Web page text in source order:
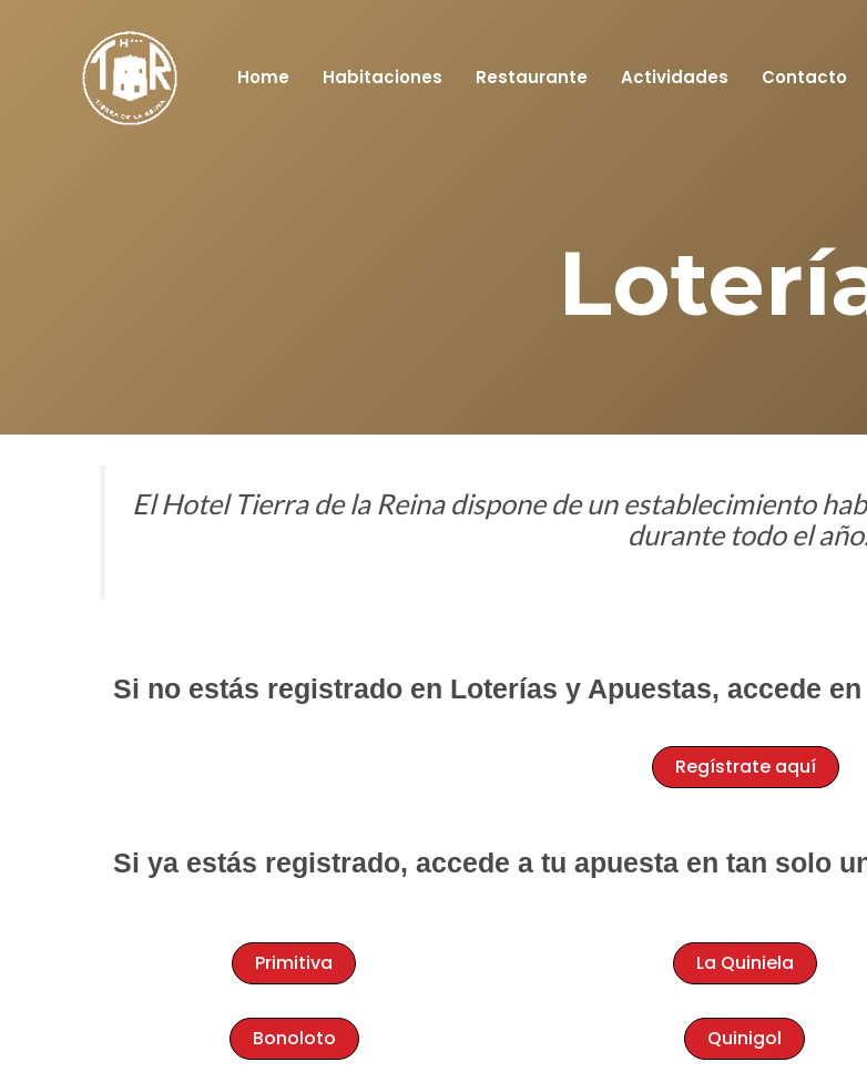
contenido
Home Habitaciones Restaurante Actividades Contacto
El Hotel Tierra de la Reina dispone de un establecimiento
durante todo el
Si no estás registrado en Loterías y Apuestas, accede
Regístrate aquí
Si ya estás registrado, accede a tu apuesta en tan solo
Primitiva La Quiniela
Bonoloto Quinigol